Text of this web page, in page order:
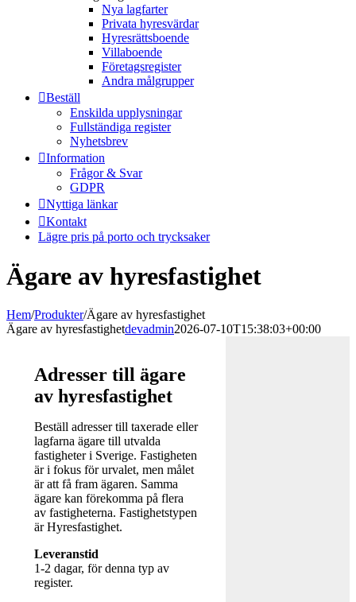
Nya lagfarter
Privata hyresvärdar
Hyresrättsboende
Villaboende
Företagsregister
Andra målgrupper
Beställ
Enskilda upplysningar
Fullständiga register
Nyhetsbrev
Information
Frågor & Svar
GDPR
Nyttiga länkar
Kontakt
Lägre pris på porto och trycksaker
Ägare av hyresfastighet
Hem/Produkter/Ägare av hyresfastighet
Ägare av hyresfastighetdevadmin2026-07-10T15:38:03+00:00
Adresser till ägare
av hyresfastighet
Beställ adresser till taxerade eller
lagfarna ägare till utvalda
fastigheter i Sverige. Fastigheten
är i fokus för urvalet, men målet
är att få fram ägaren. Samma
ägare kan förekomma på flera
av fastigheterna. Fastighetstypen
är Hyresfastighet.
Leveranstid
1-2 dagar, för denna typ av
register.